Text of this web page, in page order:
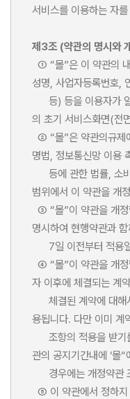
서비스를 이용하는 자
제3조 (약관의 명시와
① “몰”은 이 약관의
성명, 사업자등록번호,
등) 등을 이용자가
의 초기 서비스화면(전
② “몰”은 약관의규제
명법, 정보통신망 이용
등에 관한 법률, 소비
범위에서 이 약관을 개
③ “몰”이 약관을 개정
명시하여 현행약관과
7일 이전부터 적용
④ “몰”이 약관을 개정
자 이후에 체결되는 계
체결된 계약에 대해
용됩니다. 다만 이미 계
조항의 적용을 받기
관의 공지기간내에 ‘몰
경우에는 개정약관
⑤ 이 약관에서 정하지